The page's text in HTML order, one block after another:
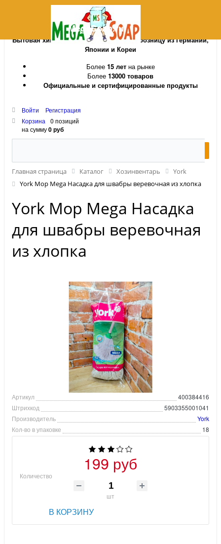
MegaSoap.ru
Бытовая химия и косметика оптом и в розницу из Германии,
Японии и Кореи
Более 15 летна рынке
Более 13000 товаров
Официальные и сертифицированные продукты
Войти
Регистрация
Корзина
0 позиций
на сумму0 руб
Главная страница Каталог Хозинвентарь
York
York Mop Mega Насадка для швабры веревочная из хлопка
York Mop Mega Насадка
для швабры веревочная
из хлопка
Артикул
400384416
Штрихкод
5903355001041
Производитель
York
Кол-во в упаковке
18
199 руб
Количество
шт
В КОРЗИНУ